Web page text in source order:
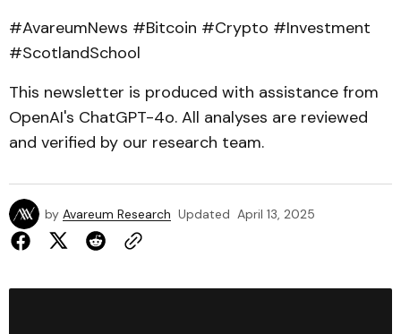
#AvareumNews #Bitcoin #Crypto #Investment
#ScotlandSchool
This newsletter is produced with assistance from
OpenAI's ChatGPT-4o. All analyses are reviewed
and verified by our research team.
by Avareum Research Updated April 13, 2025